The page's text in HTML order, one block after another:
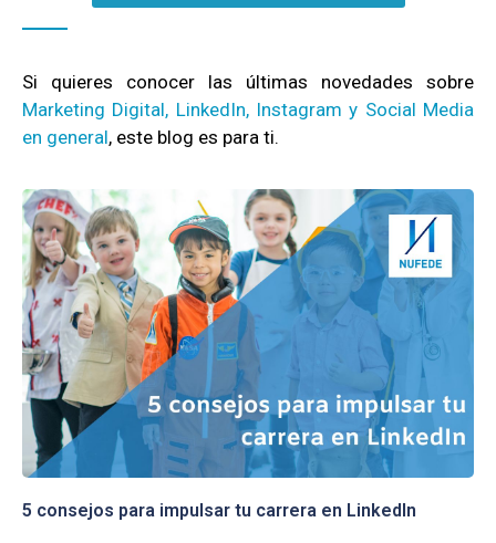
Si quieres conocer las últimas novedades sobre
Marketing Digital, LinkedIn, Instagram y Social Media
en general, este blog es para ti.
5 consejos para impulsar tu carrera en LinkedIn